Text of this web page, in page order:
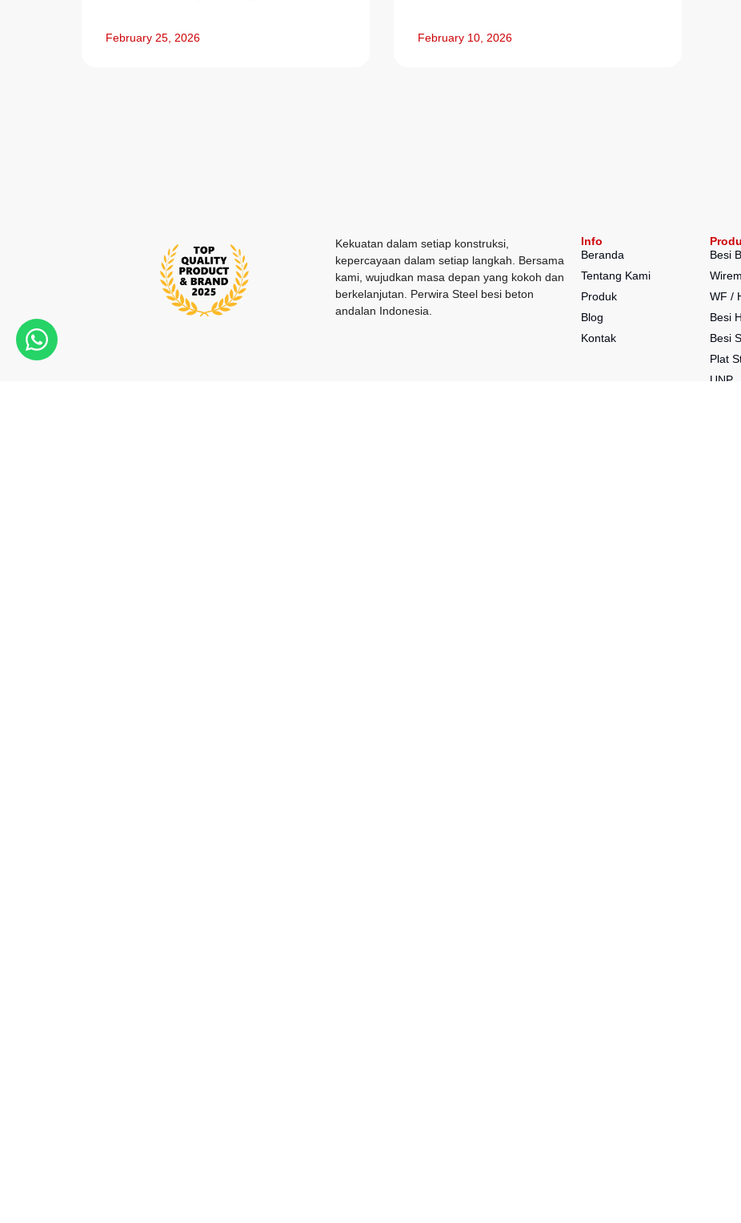
February 25, 2026 February 10, 2026
Kekuatan dalam setiap konstruksi,
kepercayaan dalam setiap langkah. Bersama
kami, wujudkan masa depan yang kokoh dan
berkelanjutan. Perwira Steel besi beton
andalan Indonesia.
Info
Beranda
Tentang Kami
Produk
Blog
Kontak
Besi
WF /
Besi
Besi
Plat
UNP